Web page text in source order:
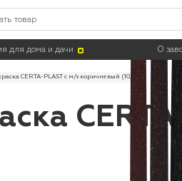
для дома и дачи О
CERTA-PLAST с м/э коричневый (10,0)